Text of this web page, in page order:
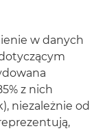
w danych
z nich
niezależnie od